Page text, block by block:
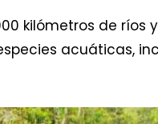
kilómetros de ríos
acuáticas,